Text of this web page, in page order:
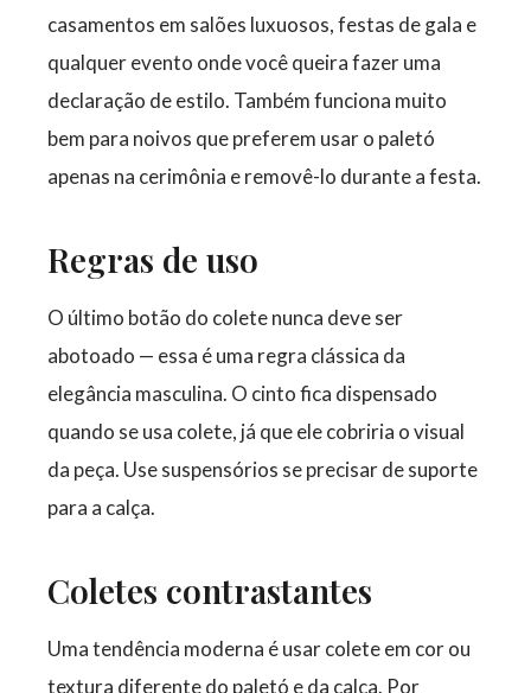
casamentos em salões luxuosos, festas de gala e
qualquer evento onde você queira fazer uma
declaração de estilo. Também funciona muito
bem para noivos que preferem usar o paletó
apenas na cerimônia e removê-lo durante a festa.
Regras de uso
O último botão do colete nunca deve ser
abotoado — essa é uma regra clássica da
elegância masculina. O cinto fica dispensado
quando se usa colete, já que ele cobriria o visual
da peça. Use suspensórios se precisar de suporte
para a calça.
Coletes contrastantes
Uma tendência moderna é usar colete em cor ou
textura diferente do paletó e da calça. Por